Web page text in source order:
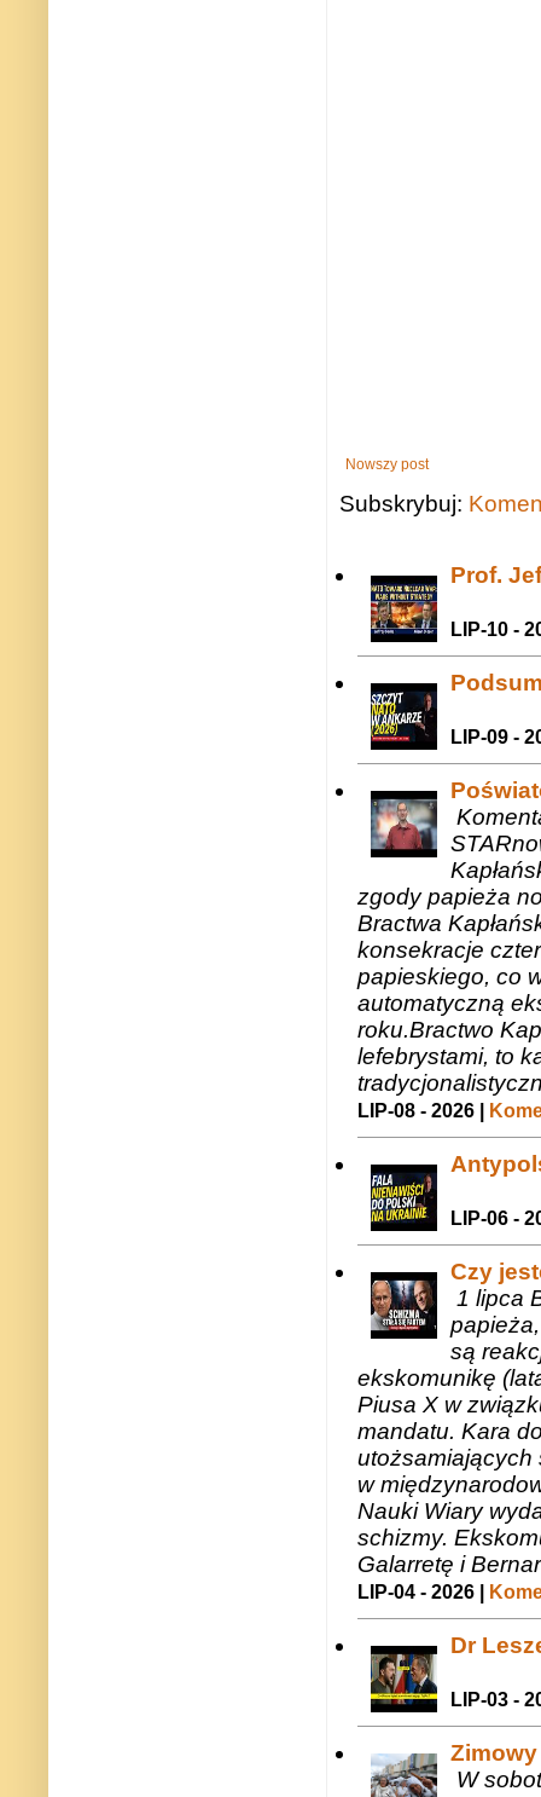
Nowszy post
Subskrybuj:
Prof.
LIP-10 -
LIP-09 -
zgody papieża
Bractwa
konsekracje
papieskiego, co
automatyczną
roku.Bractwo
lefebrystami, to
LIP-08 - 2026 |
LIP-06 -
Czy
1 lipca
są
ekskomunikę
Piusa X w
mandatu. Kara
utożsamiających
w
Nauki Wiary
schizmy.
Galarretę i
LIP-04 - 2026 |
Dr
LIP-03 -
W